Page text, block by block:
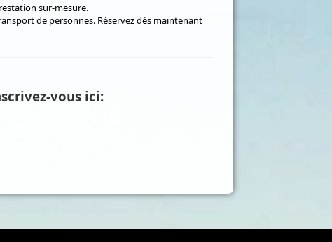
sur-mesure.
de personnes. Réservez dès maintenant
vous ici: